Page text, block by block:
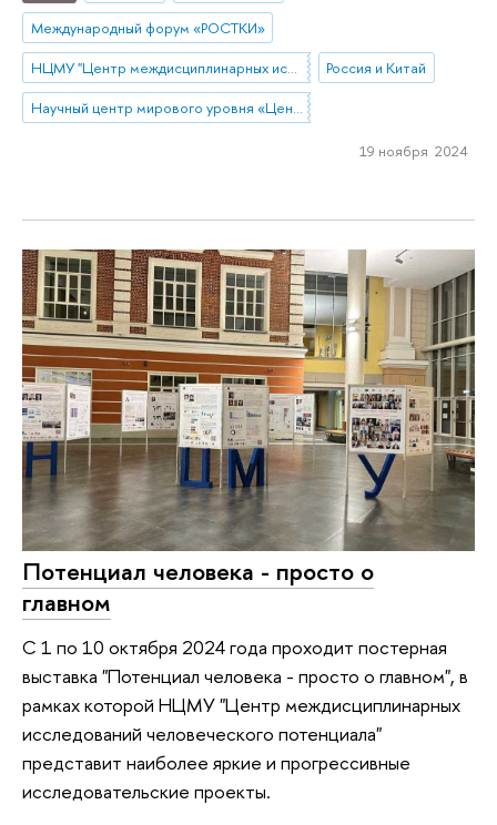
Международный форум «РОСТКИ»
НЦМУ "Центр междисциплинарных исследований человеческого потенциала"
Россия и Китай
Научный центр мирового уровня «Центр междисциплинарных исследований человеческого потенциала»
19 ноября 2024
Потенциал человека - просто о
главном
С 1 по 10 октября 2024 года проходит постерная
выставка "Потенциал человека - просто о главном", в
рамках которой НЦМУ "Центр междисциплинарных
исследований человеческого потенциала"
представит наиболее яркие и прогрессивные
исследовательские проекты.